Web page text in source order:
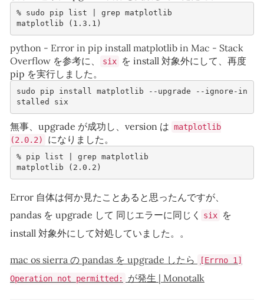
% sudo pip list grep
matplotlib (1.3.1)
python - Error in pip install matplotlib in Mac - Stack
Overflow を参考に、 six
を install 対象外にして、再度
pip を実行しました。
sudo pip install matplotlib --upgrade --ignore-in
stalled six
無事、upgrade が成功し、version は matplotlib
(2.0.2)
になりました。
% pip list grep
matplotlib (2.0.2)
Error 自体は何か見たことあると思ったんですが、
pandas を upgrade して 同じエラーに同じく
six
を
install 対象外にして対処していました。。
mac os sierra の pandas を upgrade したら
[Errno 1]
Operation not permitted:
が発生 | Monotalk